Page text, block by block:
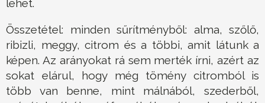
lehet.
Összetétel: minden sűrítményből: alma, szőlő,
ribizli, meggy, citrom és a többi, amit látunk a
képen. Az arányokat rá sem merték írni, azért az
sokat elárul, hogy még tömény citromból is
több van benne, mint málnából, szederből,